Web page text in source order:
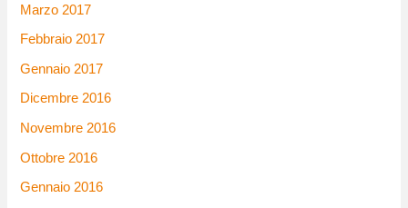
Marzo 2017
Febbraio 2017
Gennaio 2017
Dicembre 2016
Novembre 2016
Ottobre 2016
Gennaio 2016